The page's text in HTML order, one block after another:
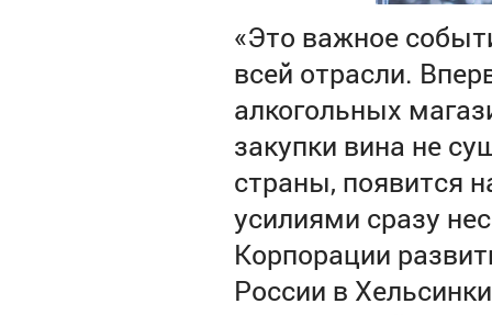
«Это важное
всей отрасли.
алкогольных
закупки вина не
страны, появится
усилиями сразу
Корпорации
России в